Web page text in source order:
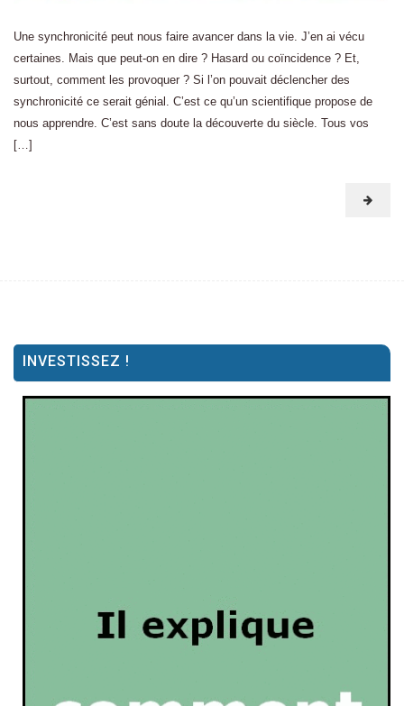
Une synchronicité peut nous faire avancer dans la vie. J’en ai vécu
certaines. Mais que peut-on en dire ? Hasard ou coïncidence ? Et,
surtout, comment les provoquer ? Si l’on pouvait déclencher des
synchronicité ce serait génial. C’est ce qu’un scientifique propose de
nous apprendre. C’est sans doute la découverte du siècle. Tous vos
[…]
INVESTISSEZ !